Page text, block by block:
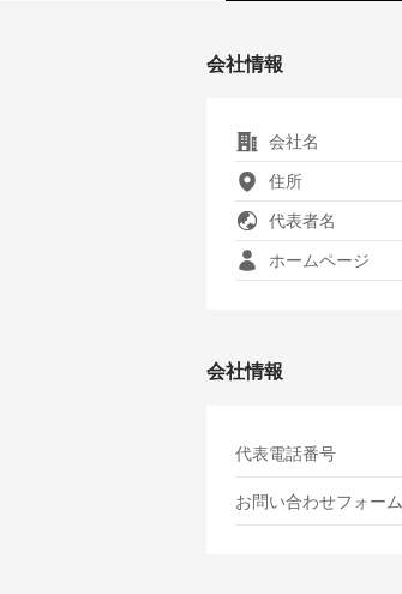
会社情報
会社名
住所
代表者名
ホームページ
会社情報
代表電話番号
お問い合わせフォーム